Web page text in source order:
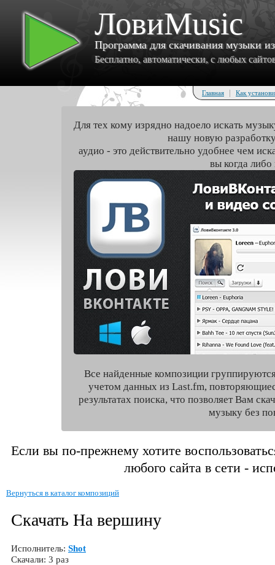
ЛовиMusic
Программа для скачивания музыки
Бесплатно, автоматически, с любых
Главная | Как
Для тех кому изрядно надоело искать
нашу новую
аудио - это действительно удобнее чем
вы когда либо
Все найденные композиции
учетом данных из Last.fm,
результатах поиска, что позволяет Вам
музыку без
Если вы по-прежнему хотите
любого сайта в сети -
Вернуться в каталог композиций
Скачать На вершину
Исполнитель: Shot
Скачали: 3 раз